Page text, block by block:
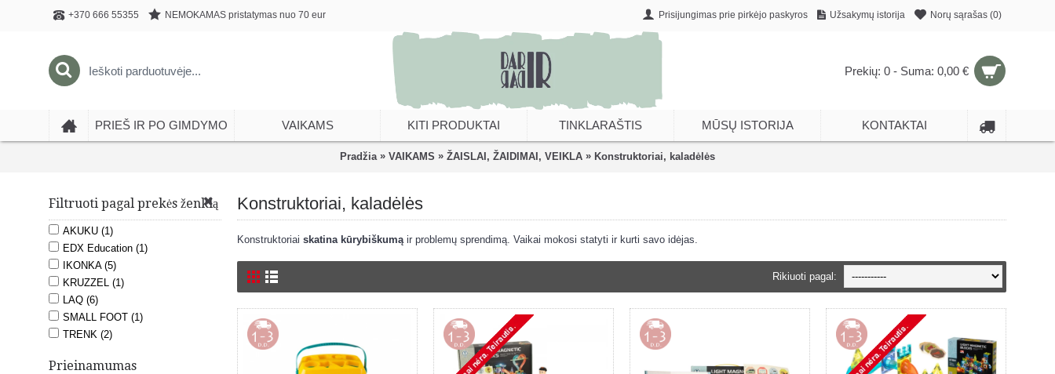
+370 666 55355 NEMOKAMAS pristatymas nuo 70 eur Prisijungimas prie pirkėjo paskyros Užsakymų istorija Norų sąrašas (0)
Prekių: 0 - Suma: 0,00 €
PRIEŠ IR PO GIMDYMO VAIKAMS KITI PRODUKTAI TINKLARAŠTIS MŪSŲ ISTORIJA KONTAKTAI
Pradžia » VAIKAMS » ŽAISLAI, ŽAIDIMAI, VEIKLA » Konstruktoriai, kaladėlės
Filtruoti pagal prekės ženklą
AKUKU (1)
EDX Education (1)
IKONKA (5)
KRUZZEL (1)
LAQ (6)
SMALL FOOT (1)
TRENK (2)
Prieinamumas
Konstruktoriai, kaladėlės
Konstruktoriai skatina kūrybiškumąir problemų sprendimą. Vaikai mokosi statyti ir kurti savo idėjas.
Rikiuoti pagal: